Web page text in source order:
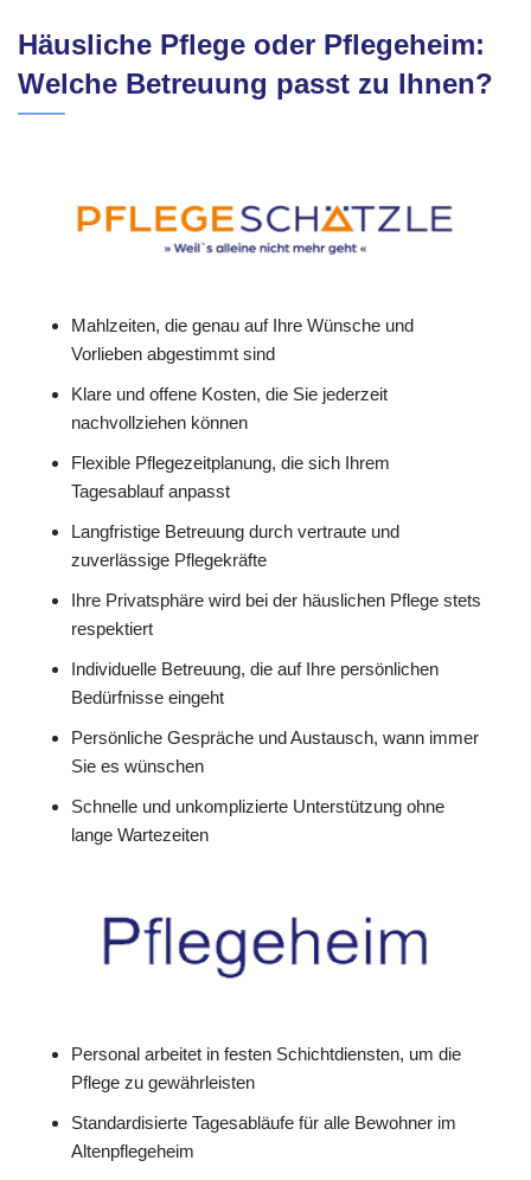
Häusliche Pflege oder Pflegeheim:
Welche Betreuung passt zu Ihnen?
Mahlzeiten, die genau auf Ihre Wünsche und
Vorlieben abgestimmt sind
Klare und offene Kosten, die Sie jederzeit
nachvollziehen können
Flexible Pflegezeitplanung, die sich Ihrem
Tagesablauf anpasst
Langfristige Betreuung durch vertraute und
zuverlässige Pflegekräfte
Ihre Privatsphäre wird bei der häuslichen Pflege stets
respektiert
Individuelle Betreuung, die auf Ihre persönlichen
Bedürfnisse eingeht
Persönliche Gespräche und Austausch, wann immer
Sie es wünschen
Schnelle und unkomplizierte Unterstützung ohne
lange Wartezeiten
Personal arbeitet in festen Schichtdiensten, um die
Pflege zu gewährleisten
Standardisierte Tagesabläufe für alle Bewohner im
Altenpflegeheim